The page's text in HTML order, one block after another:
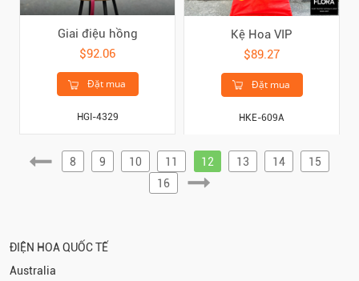
Giai điệu hồng
$92.06
Đặt mua
HGI-4329
Kệ Hoa VIP
$89.27
Đặt mua
HKE-609A
8 9 10 11 12 13 14
15
16
ĐIỆN HOA QUỐC TẾ
Australia